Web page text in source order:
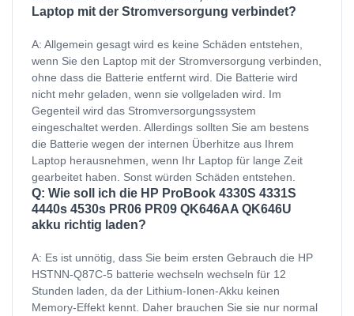
Laptop mit der Stromversorgung verbindet?
A: Allgemein gesagt wird es keine Schäden entstehen,
wenn Sie den Laptop mit der Stromversorgung verbinden,
ohne dass die Batterie entfernt wird. Die Batterie wird
nicht mehr geladen, wenn sie vollgeladen wird. Im
Gegenteil wird das Stromversorgungssystem
eingeschaltet werden. Allerdings sollten Sie am bestens
die Batterie wegen der internen Überhitze aus Ihrem
Laptop herausnehmen, wenn Ihr Laptop für lange Zeit
gearbeitet haben. Sonst würden Schäden entstehen.
Q: Wie soll ich die HP ProBook 4330S 4331S
4440s 4530s PR06 PR09 QK646AA QK646U
akku richtig laden?
A: Es ist unnötig, dass Sie beim ersten Gebrauch die HP
HSTNN-Q87C-5 batterie wechseln wechseln für 12
Stunden laden, da der Lithium-Ionen-Akku keinen
Memory-Effekt kennt. Daher brauchen Sie sie nur normal